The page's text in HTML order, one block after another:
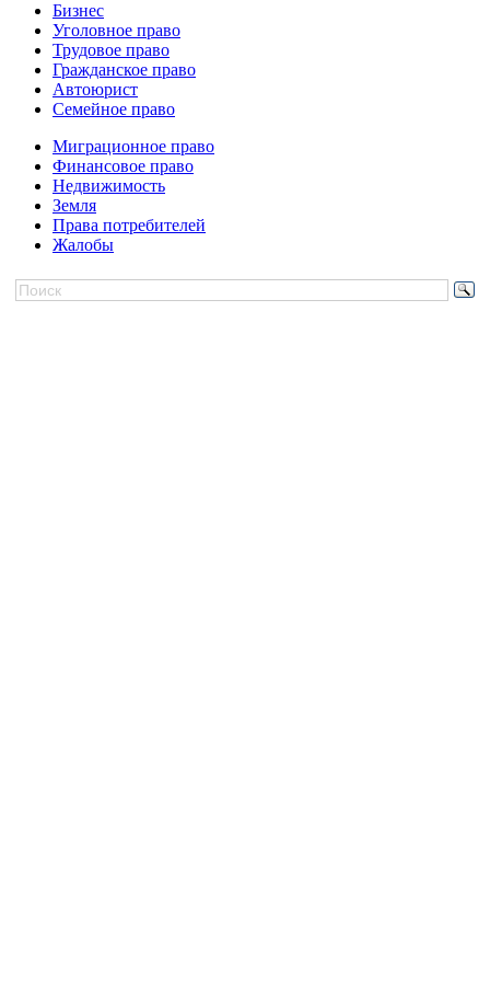
Бизнес
Уголовное право
Трудовое право
Гражданское право
Автоюрист
Семейное право
Миграционное право
Финансовое право
Недвижимость
Земля
Права потребителей
Жалобы